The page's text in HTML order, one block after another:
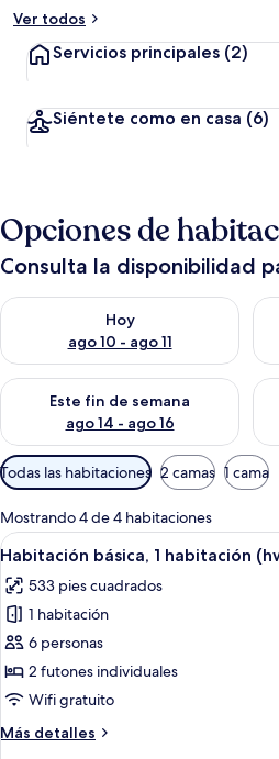
Ver todos
Servicios principales (2)
Siéntete como en casa (6)
Opciones de
Consulta la disponibilidad
Hoy
ago 10 - ago 11
Consulta la disponibilidad para hoy
Este fin de semana
ago 14 - ago 16
Consulta la disponibilidad para
Filtros
disponibles
para
las
habitaciones
Todas las habitaciones 2 camas 1 cama
Mostrando 4 de 4 habitaciones
Abrir
todas
las
fotos
de
Habitación
básica,
habitación
7
Habitación básica, 1 habitación
533 pies cuadrados
1 habitación
6 personas
2 futones individuales
Wifi gratuito
Más detalles
Más